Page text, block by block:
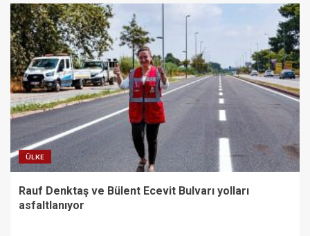
ÜLKE
Rauf Denktaş ve Bülent Ecevit Bulvarı yolları
asfaltlanıyor